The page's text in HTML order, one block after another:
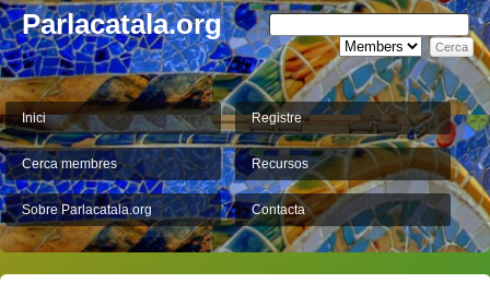
Parlacatala.org
Inici Registre
Cerca membres Recursos
Sobre Parlacatala.org Contacta